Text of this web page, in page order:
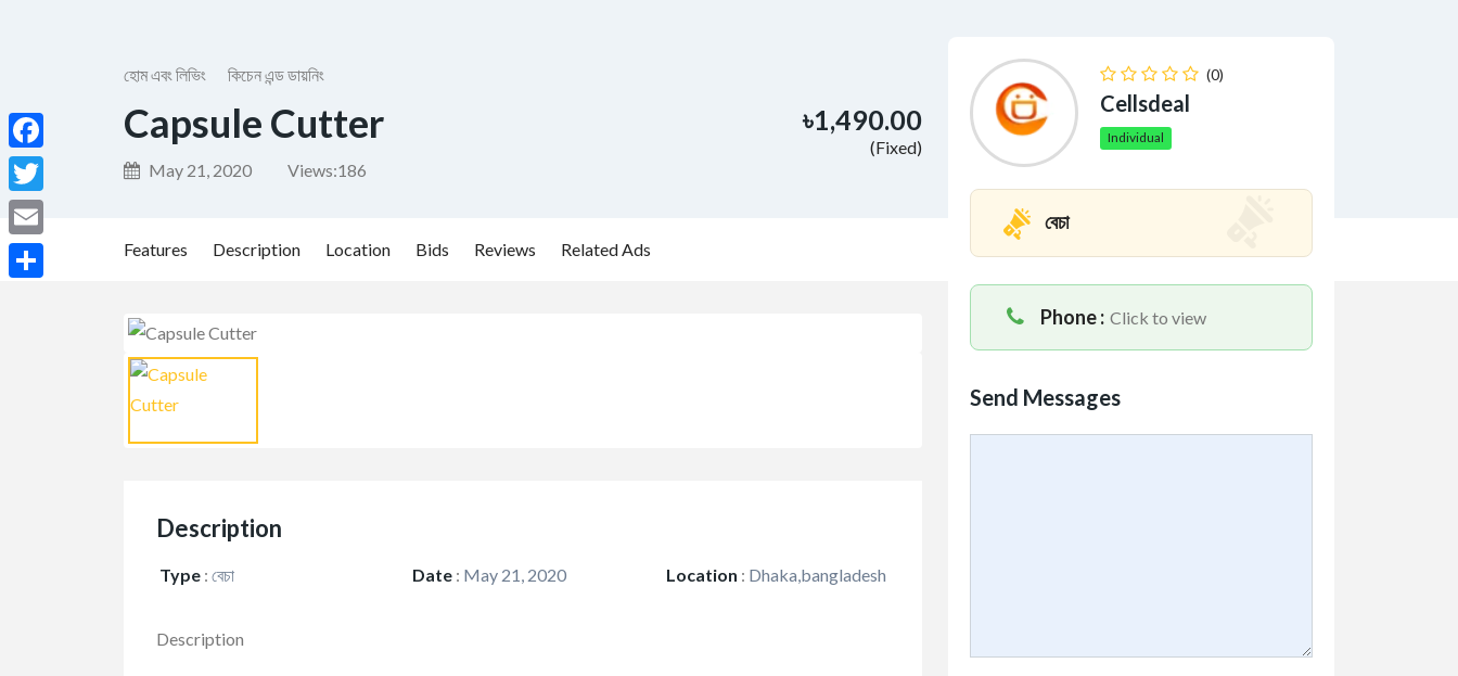
হোম এবং লিভিং কিচেন এন্ড ডায়নিং
Capsule Cutter
May 21, 2020 Views:186
৳1,490.00
(Fixed)
Features Description Location Bids Reviews Related Ads
Description
Type : বেচা Date : May 21, 2020 Location : Dhaka,bangladesh
Description
(0)
Cellsdeal
Individual
বেচা
Phone : Click to view
Send Messages
Facebook
Twitter
Email